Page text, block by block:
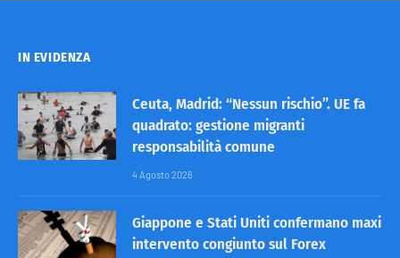
IN EVIDENZA
Ceuta, Madrid: “Nessun rischio”. UE fa
quadrato: gestione migranti
responsabilità comune
4 Agosto 2026
Giappone e Stati Uniti confermano maxi
intervento congiunto sul Forex